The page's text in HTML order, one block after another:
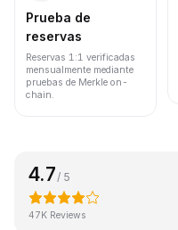
Prueba de
reservas
Reservas 1:1 verificadas
mensualmente mediante
pruebas de Merkle on-
chain.
4.7/ 5
47K Reviews